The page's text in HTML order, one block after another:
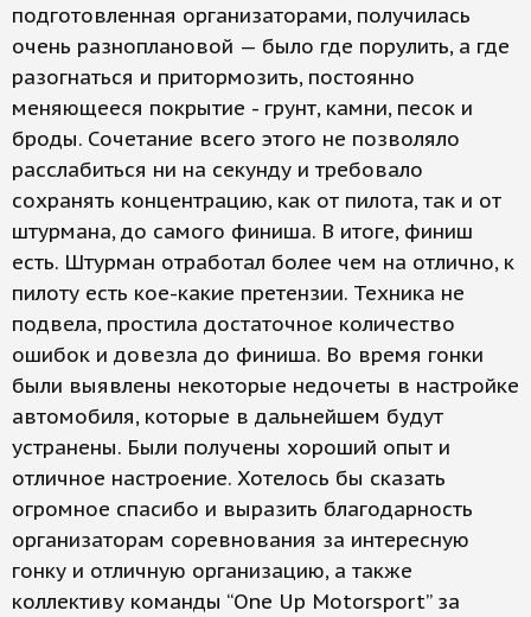
подготовленная организаторами, получилась
очень разноплановой — было где порулить, а где
разогнаться и притормозить, постоянно
меняющееся покрытие - грунт, камни, песок и
броды. Сочетание всего этого не позволяло
расслабиться ни на секунду и требовало
сохранять концентрацию, как от пилота, так и от
штурмана, до самого финиша. В итоге, финиш
есть. Штурман отработал более чем на отлично, к
пилоту есть кое-какие претензии. Техника не
подвела, простила достаточное количество
ошибок и довезла до финиша. Во время гонки
были выявлены некоторые недочеты в настройке
автомобиля, которые в дальнейшем будут
устранены. Были получены хороший опыт и
отличное настроение. Хотелось бы сказать
огромное спасибо и выразить благодарность
организаторам соревнования за интересную
гонку и отличную организацию, а также
коллективу команды “One Up Motorsport” за